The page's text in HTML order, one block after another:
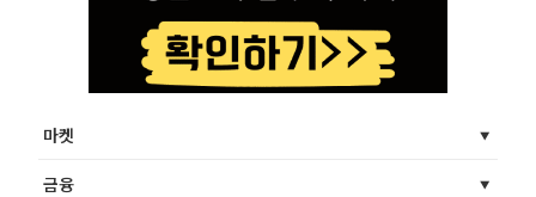
마켓
금융